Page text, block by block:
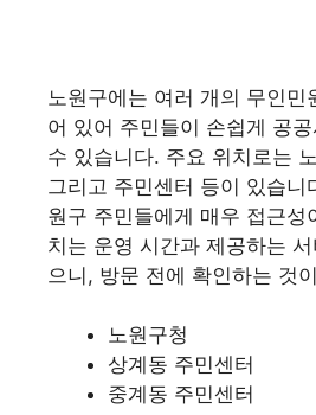
노원구에는 여러 개의 무인민
어 있어 주민들이 손쉽게 공
수 있습니다. 주요 위치로는
그리고 주민센터 등이 있습니
원구 주민들에게 매우 접근성
치는 운영 시간과 제공하는
으니, 방문 전에 확인하는 것
노원구청
상계동 주민센터
중계동 주민센터